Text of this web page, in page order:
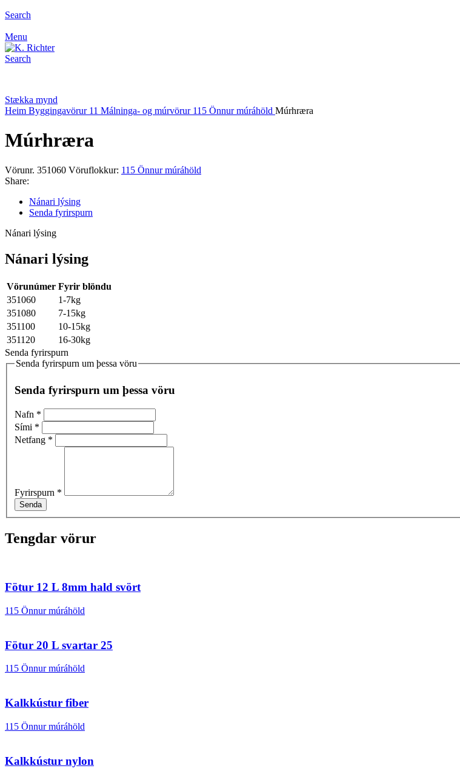
Search
Menu
Search
Stækka mynd
Heim Byggingavörur 11 Málninga- og múrvörur 115 Önnur múráhöld Múrhræra
Múrhræra
Vörunr. 351060 Vöruflokkur: 115 Önnur múráhöld
Share:
Nánari lýsing
Senda fyrirspurn
Nánari lýsing
Nánari lýsing
Vörunúmer Fyrir blöndu
351060
1-7kg
351080
7-15kg
351100
10-15kg
351120
16-30kg
Senda fyrirspurn
Senda fyrirspurn um þessa vöru
Senda fyrirspurn um þessa vöru
Nafn *
Sími *
Netfang *
Fyrirspurn *
Senda
Tengdar vörur
Fötur 12 L 8mm hald svört
115 Önnur múráhöld
Fötur 20 L svartar 25
115 Önnur múráhöld
Kalkkústur fiber
115 Önnur múráhöld
Kalkkústur nylon